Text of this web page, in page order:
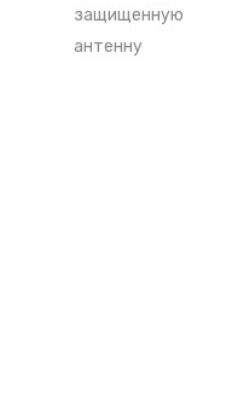
защищенную
антенну